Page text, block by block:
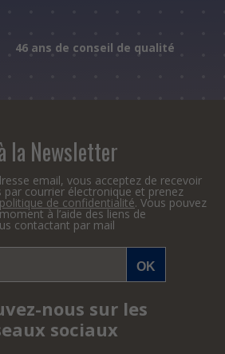
46 ans de conseil de qualité
la Newsletter
email, vous acceptez de recevoir
par courrier électronique et prenez
politique de confidentialité. Vous pouvez
à l’aide des liens de
contactant par mail
nous sur les
sociaux